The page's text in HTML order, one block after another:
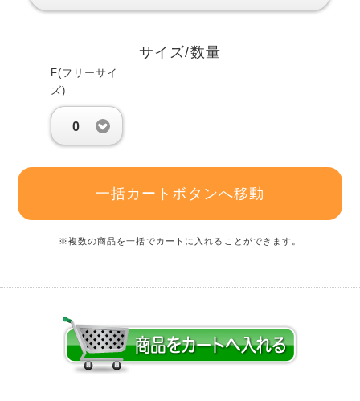
サイズ/数量
F(フリーサイ
ズ)
0
一括カートボタンへ移動
※複数の商品を一括でカートに入れることができます。